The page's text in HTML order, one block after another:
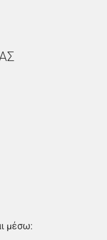
μέσω: